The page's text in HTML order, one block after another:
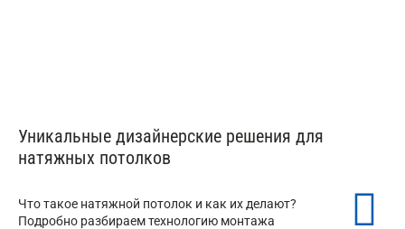
Уникальные дизайнерские решения для
натяжных потолков
Что такое натяжной потолок и как их делают?
Подробно разбираем технологию монтажа